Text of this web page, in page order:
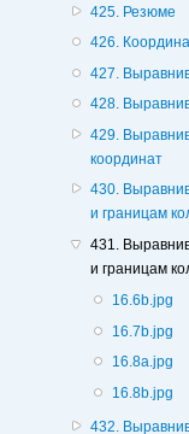
425. Резюме
426.
427.
428.
429.
координат
430.
и границам
431.
и границам
16.6b.jpg
16.7b.jpg
16.8a.jpg
16.8b.jpg
432.